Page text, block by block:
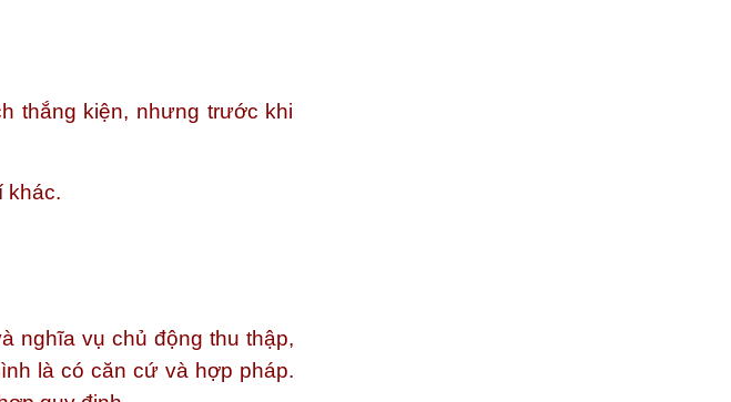
thắng kiện, nhưng trước khi
khác.
nghĩa vụ chủ động thu thập,
là có căn cứ và hợp pháp.